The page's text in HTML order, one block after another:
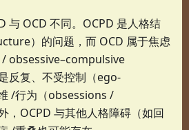
与 OCD 不同。OCPD 是人格结
）的问题，而 OCD 属于焦虑
obsessive–compulsive
反复、不受控制（ego-
/行为（obsessions /
，OCPD 与其他人格障碍（如回